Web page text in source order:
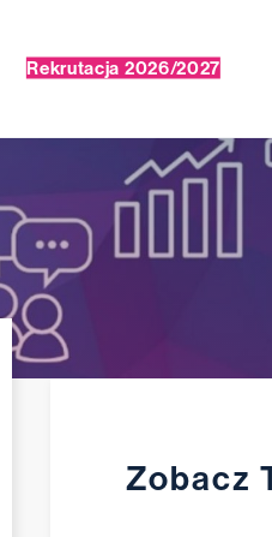
Rekrutacja 2026/2027
Zobacz